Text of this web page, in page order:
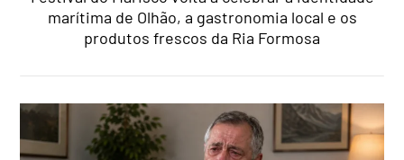
marítima de Olhão, a gastronomia local e os
produtos frescos da Ria Formosa